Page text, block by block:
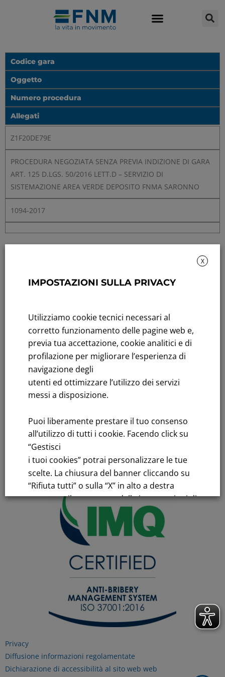
Codice gara
Oggetto
Numero procedura
Allegati
Z1F20DE79E
PROCEDURA NEGOZIATA SENZA PREVIA INDIZIONE DI GARA
ART. 125 D.LGS. 50/2016 LETT.D – SERVIZIO DI
SISTEMAZIONE AREA VERDE DEPOSITO FNMA SARONNO
1094-2017
Andamento titolo: Il titolo in Borsa
Bandi di gara: Ultimi bandi
FNM S.p.A.
Sede in Milano, Piazzale Cadorna, 14
fnm@legalmail.it
Iscrizione Registro Imprese
C.F.e P.IVA 00776140154
C.C.I.AA. Milano – REA 28331
Privacy
Diffusione informazioni regolamentate
Dichiarazione di accessibilità al sito web web
X
IMPOSTAZIONI SULLA PRIVACY
Utilizziamo cookie tecnici necessari al
corretto funzionamento delle pagine web e,
previa tua accettazione, cookie analitici e di
profilazione per migliorare l’esperienza di
navigazione degli
utenti ed ottimizzare l’utilizzo dei servizi
messi a disposizione.
Puoi liberamente prestare il tuo consenso
all’utilizzo di tutti i cookie. Facendo click su
“Gestisci
i tuoi cookies” potrai personalizzare le tue
scelte. La chiusura del banner cliccando su
“Rifiuta tutti” o sulla “X” in alto a destra
comporta il permanere delle impostazioni di
default e la continuazione della navigazione
in assenza di cookie o altri strumenti di
tracciamento diversi da quelli tecnici.
Per maggiori informazioni consulta la
Informativa sui dati personali e cookie
GESTISCI I TUOI COOKIES